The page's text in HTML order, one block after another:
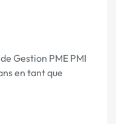
Gestion PME PMI
en tant que